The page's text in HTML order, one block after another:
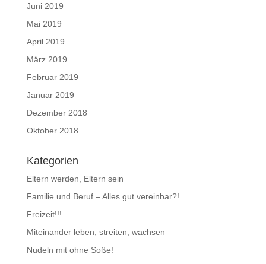
Juni 2019
Mai 2019
April 2019
März 2019
Februar 2019
Januar 2019
Dezember 2018
Oktober 2018
Kategorien
Eltern werden, Eltern sein
Familie und Beruf – Alles gut vereinbar?!
Freizeit!!!
Miteinander leben, streiten, wachsen
Nudeln mit ohne Soße!